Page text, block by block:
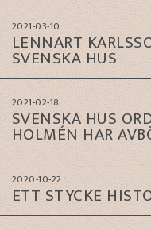
2021-03-10
LENNART
SVENSKA HUS
2021-02-18
SVENSKA HUS
HOLMÉN HAR
2020-10-22
ETT STYCKE